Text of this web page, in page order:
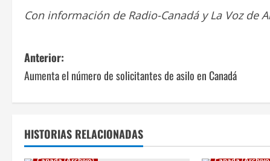
Con información de Radio-Canadá y La Voz de
N
a
v
e
Anterior:
Aumenta el número de solicitantes de asilo en Canadá
HISTORIAS RELACIONADAS